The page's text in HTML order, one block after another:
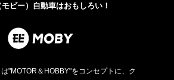
ビー）自動車はおもしろい！
"MOTOR＆HOBBY"をコンセプトに、ク